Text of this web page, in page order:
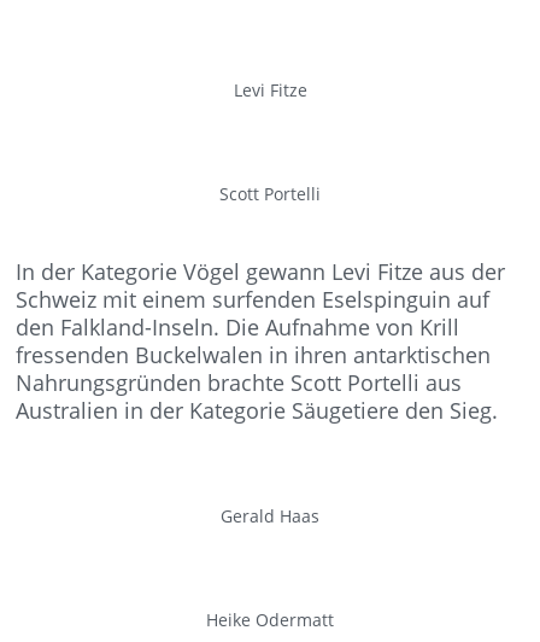
Levi Fitze
Scott Portelli
In der Kategorie Vögel gewann Levi Fitze aus der
Schweiz mit einem surfenden Eselspinguin auf
den Falkland-Inseln. Die Aufnahme von Krill
fressenden Buckelwalen in ihren antarktischen
Nahrungsgründen brachte Scott Portelli aus
Australien in der Kategorie Säugetiere den Sieg.
Gerald Haas
Heike Odermatt